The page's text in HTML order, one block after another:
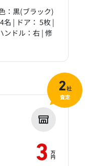
：黒(ブラック)
名 | ドア： 5枚 |
ンドル：右 | 修
3 万
円
2社
査定